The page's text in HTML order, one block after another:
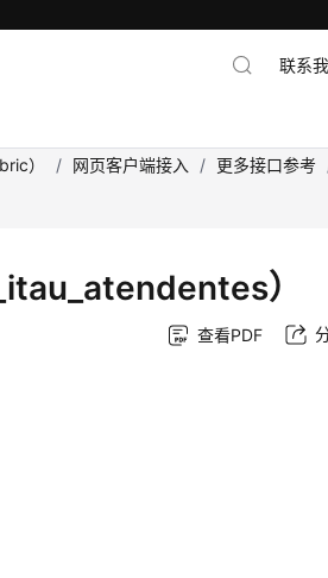
联系
） / 网页客户端接入 / 更多接口参考
）
查看PDF